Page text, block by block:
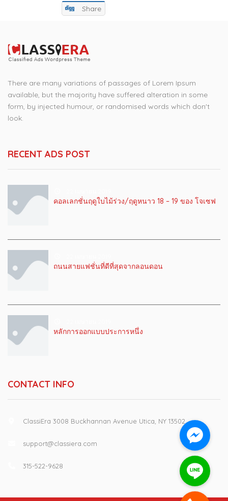
Share
There are many variations of passages of Lorem Ipsum
available, but the majority have suffered alteration in some
form, by injected humour, or randomised words which don't
look.
RECENT ADS POST
คอลเลกชั่นฤดูใบไม้ร่วง/ฤดูหนาว 18 – 19 ของ โจเซฟ
ถนนสายแฟชั่นที่ดีที่สุดจากลอนดอน
หลักการออกแบบประการหนึ่ง
CONTACT INFO
ClassiEra 3008 Buckhannan Avenue Utica, NY 13502
support@classiera.com
315-522-9628